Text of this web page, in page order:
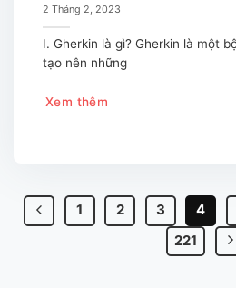
2 Tháng 2, 2023
I. Gherkin là gì? Gherkin là một
tạo nên những
Xem thêm
1 2 3 4
221